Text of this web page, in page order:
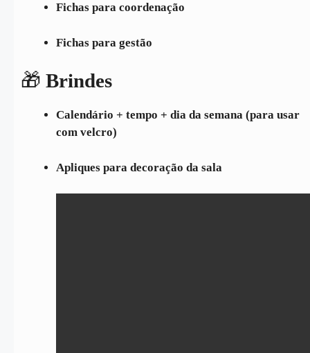
Fichas para coordenação
Fichas para gestão
🎁 Brindes
Calendário + tempo + dia da semana (para usar
com velcro)
Apliques para decoração da sala